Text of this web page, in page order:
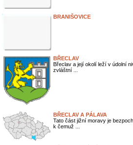
BRANIŠOVICE
BŘECLAV
Břeclav a její okolí leží v údolní
zvláštní ...
BŘECLAV A PÁLAVA
Tato část jižní moravy je
k čemuž ...